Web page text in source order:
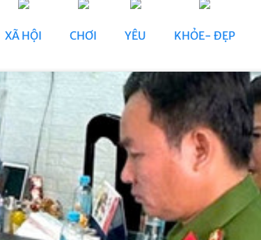
XÃ HỘI CHƠI YÊU KHỎE- ĐẸP